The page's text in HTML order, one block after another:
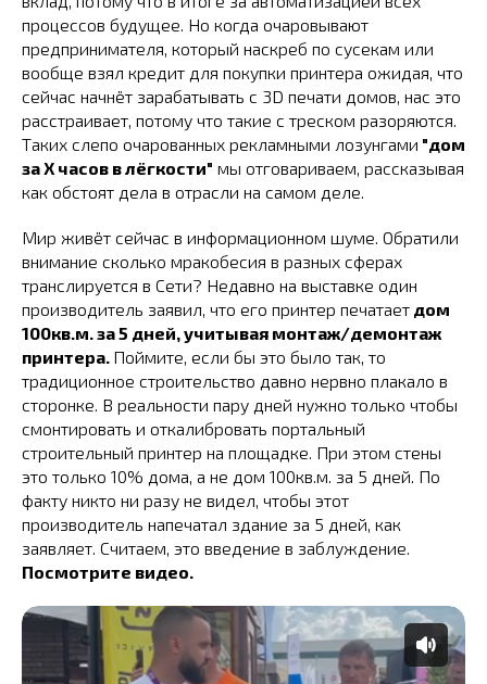
процессов будущее. Но когда очаровывают
предпринимателя, который наскреб по сусекам или
вообще взял кредит для покупки принтера ожидая, что
сейчас начнёт зарабатывать с 3D печати домов, нас это
расстраивает, потому что такие с треском разоряются.
Таких слепо очарованных рекламными лозунгами "дом
за Х часов в лёгкости" мы отговариваем, рассказывая
как обстоят дела в отрасли на самом деле.
Мир живёт сейчас в информационном шуме. Обратили
внимание сколько мракобесия в разных сферах
транслируется в Сети? Недавно на выставке один
производитель заявил, что его принтер печатает дом
100кв.м. за 5 дней, учитывая монтаж/демонтаж
принтера. Поймите, если бы это было так, то
традиционное строительство давно нервно плакало в
сторонке. В реальности пару дней нужно только чтобы
смонтировать и откалибровать портальный
строительный принтер на площадке. При этом стены
это только 10% дома, а не дом 100кв.м. за 5 дней. По
факту никто ни разу не видел, чтобы этот
производитель напечатал здание за 5 дней, как
заявляет. Считаем, это введение в заблуждение.
Посмотрите видео.